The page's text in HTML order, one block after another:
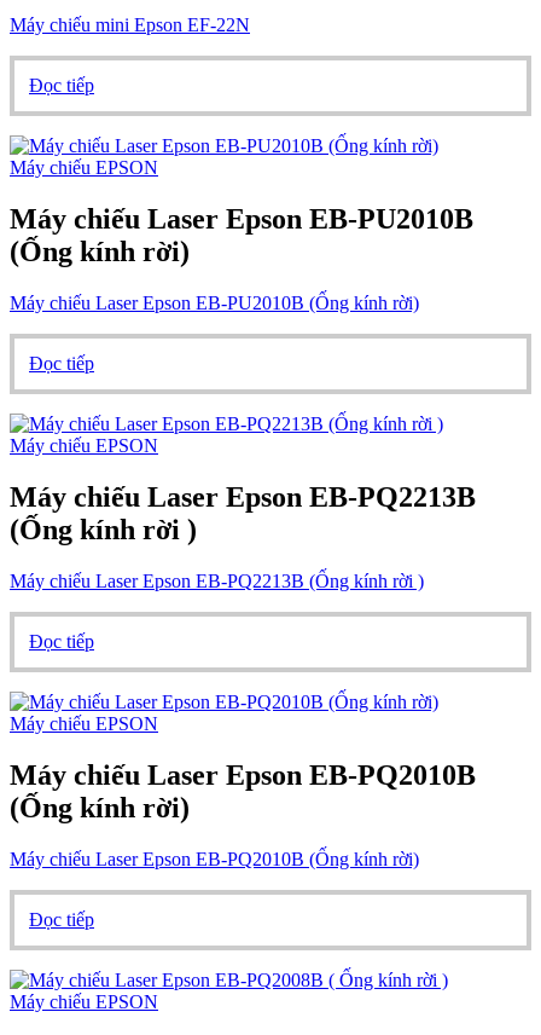
Máy chiếu mini Epson EF-22N
Đọc tiếp
Máy chiếu EPSON
Máy chiếu Laser Epson EB-PU2010B
(Ống kính rời)
Máy chiếu Laser Epson EB-PU2010B (Ống kính rời)
Đọc tiếp
Máy chiếu EPSON
Máy chiếu Laser Epson EB-PQ2213B
(Ống kính rời )
Máy chiếu Laser Epson EB-PQ2213B (Ống kính rời )
Đọc tiếp
Máy chiếu EPSON
Máy chiếu Laser Epson EB-PQ2010B
(Ống kính rời)
Máy chiếu Laser Epson EB-PQ2010B (Ống kính rời)
Đọc tiếp
Máy chiếu EPSON